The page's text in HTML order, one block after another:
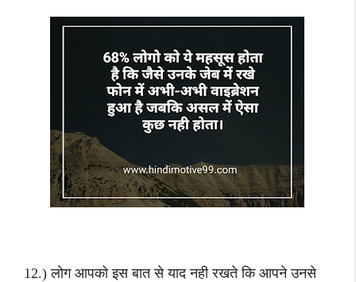
12.) लोग आपको इस बात से याद नही रखते कि आपने उनसे